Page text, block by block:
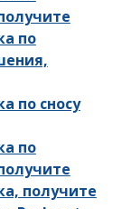
по
по сносу
по
получите